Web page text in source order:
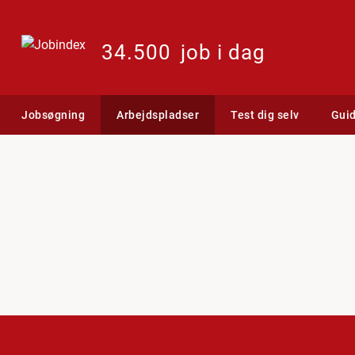
34.500 job i dag
Jobsøgning Arbejdspladser Test dig selv